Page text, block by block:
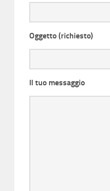
Oggetto (richiesto)
Il tuo messaggio